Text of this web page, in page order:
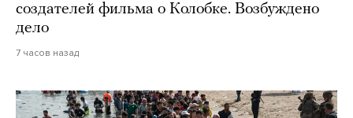
создателей фильма о Колобке. Возбуждено
дело
7 часов назад